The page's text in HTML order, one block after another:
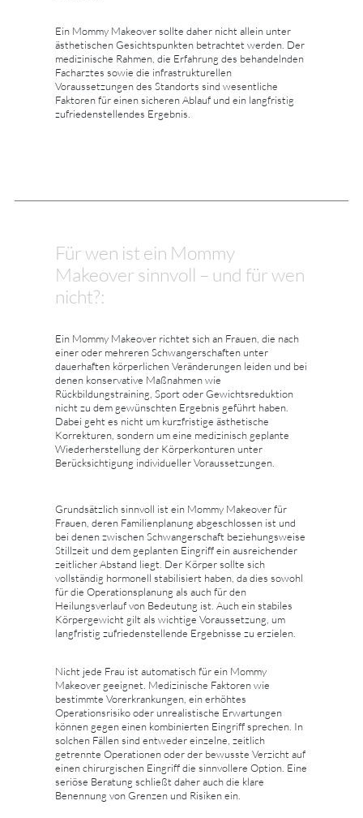
Ein Mommy Makeover sollte daher nicht allein unter
ästhetischen Gesichtspunkten betrachtet werden. Der
medizinische Rahmen, die Erfahrung des behandelnden
Facharztes sowie die infrastrukturellen
Voraussetzungen des Standorts sind wesentliche
Faktoren für einen sicheren Ablauf und ein langfristig
zufriedenstellendes Ergebnis.
Für wen ist ein Mommy
Makeover sinnvoll – und für wen
nicht?:
Ein Mommy Makeover richtet sich an Frauen, die nach
einer oder mehreren Schwangerschaften unter
dauerhaften körperlichen Veränderungen leiden und bei
denen konservative Maßnahmen wie
Rückbildungstraining, Sport oder Gewichtsreduktion
nicht zu dem gewünschten Ergebnis geführt haben.
Dabei geht es nicht um kurzfristige ästhetische
Korrekturen, sondern um eine medizinisch geplante
Wiederherstellung der Körperkonturen unter
Berücksichtigung individueller Voraussetzungen.
Grundsätzlich sinnvoll ist ein Mommy Makeover für
Frauen, deren Familienplanung abgeschlossen ist und
bei denen zwischen Schwangerschaft beziehungsweise
Stillzeit und dem geplanten Eingriff ein ausreichender
zeitlicher Abstand liegt. Der Körper sollte sich
vollständig hormonell stabilisiert haben, da dies sowohl
für die Operationsplanung als auch für den
Heilungsverlauf von Bedeutung ist. Auch ein stabiles
Körpergewicht gilt als wichtige Voraussetzung, um
langfristig zufriedenstellende Ergebnisse zu erzielen.
Nicht jede Frau ist automatisch für ein Mommy
Makeover geeignet. Medizinische Faktoren wie
bestimmte Vorerkrankungen, ein erhöhtes
Operationsrisiko oder unrealistische Erwartungen
können gegen einen kombinierten Eingriff sprechen. In
solchen Fällen sind entweder einzelne, zeitlich
getrennte Operationen oder der bewusste Verzicht auf
einen chirurgischen Eingriff die sinnvollere Option. Eine
seriöse Beratung schließt daher auch die klare
Benennung von Grenzen und Risiken ein.